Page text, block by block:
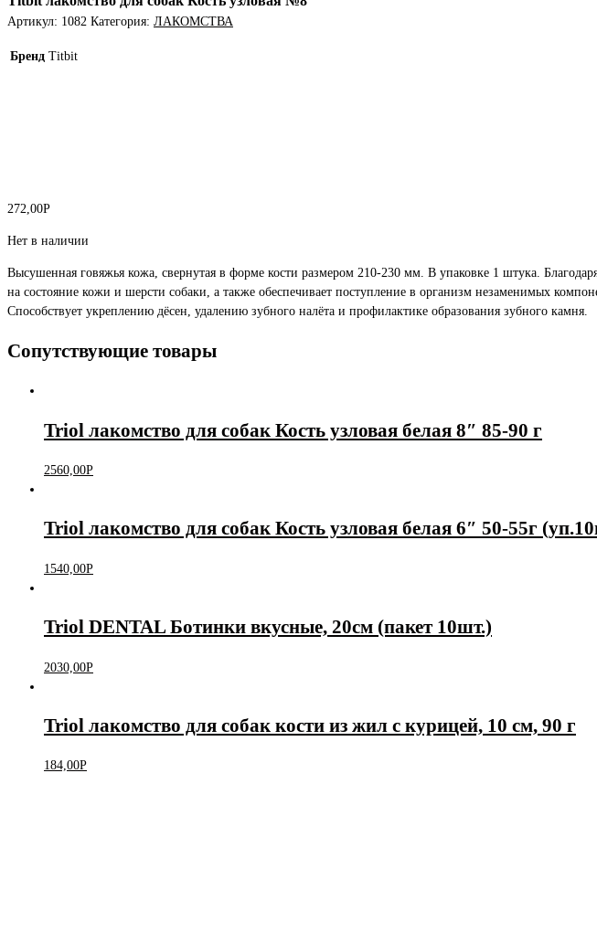
Артикул: 1082 Категория: ЛАКОМСТВА
Бренд Titbit
272,00Р
Нет в наличии
Высушенная говяжья кожа, свернутая в форме кости размером 210-230 мм. В упаковке 1 штука.
на состояние кожи и шерсти собаки, а также обеспечивает поступление в организм незаменимых
Способствует укреплению дёсен, удалению зубного налёта и профилактике образования зубного камня.
Сопутствующие товары
Triol лакомство для собак Кость узловая белая 8″ 85-90 г
2560,00Р
Triol лакомство для собак Кость узловая белая 6″ 50-55г
1540,00Р
Triol DENTAL Ботинки вкусные, 20см (пакет 10шт.)
2030,00Р
Triol лакомство для собак кости из жил с курицей, 10 см, 90 г
184,00Р